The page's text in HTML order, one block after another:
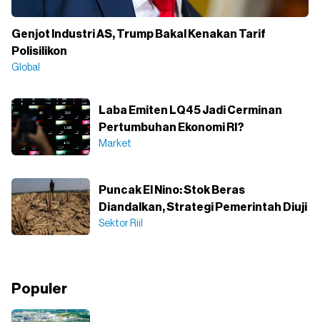
Genjot Industri AS, Trump Bakal Kenakan Tarif
Polisilikon
Global
Laba Emiten LQ45 Jadi Cerminan
Pertumbuhan Ekonomi RI?
Market
Puncak El Nino: Stok Beras
Diandalkan, Strategi Pemerintah Diuji
Sektor Riil
Populer